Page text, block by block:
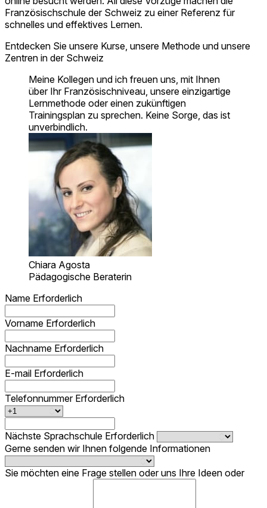
Französischschule der Schweiz zu einer Referenz für
schnelles und effektives Lernen.
Entdecken Sie unsere Kurse, unsere Methode und unsere
Zentren in der Schweiz
Meine Kollegen und ich freuen uns, mit Ihnen
über Ihr Französischniveau, unsere einzigartige
Lernmethode oder einen zukünftigen
Trainingsplan zu sprechen. Keine Sorge, das ist
unverbindlich.
Chiara Agosta
Pädagogische Beraterin
Name Erforderlich
Vorname Erforderlich
Nachname Erforderlich
E-mail Erforderlich
Telefonnummer Erforderlich
Nächste Sprachschule Erforderlich
Gerne senden wir Ihnen folgende Informationen
Sie möchten eine Frage stellen oder uns Ihre Ideen oder